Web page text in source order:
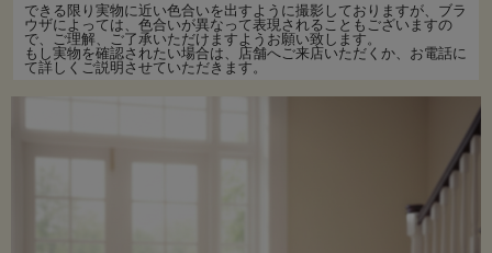
できる限り実物に近い色合いを出すように撮影しておりますが、ブラ
ウザによっては、色合いが異なって表現されることもございますの
で、ご理解、ご了承いただけますようお願い致します。
もし実物を確認されたい場合は、店舗へご来店いただくか、お電話に
て詳しくご説明させていただきます。